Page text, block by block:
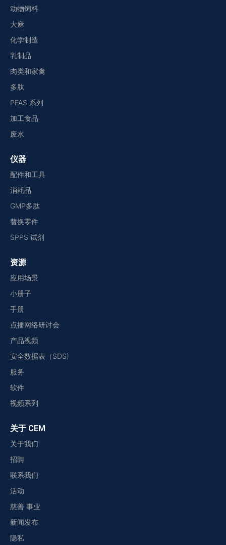
动物饲料
大麻
化学制造
乳制品
肉类和家禽
多肽
PFAS 系列
加工食品
废水
仪器
配件和工具
消耗品
GMP多肽
替换零件
SPPS 试剂
资源
应用场景
小册子
手册
点播网络研讨会
产品视频
安全数据表（SDS)
服务
软件
视频系列
关于 CEM
关于我们
招聘
联系我们
活动
慈善 事业
新闻发布
隐私